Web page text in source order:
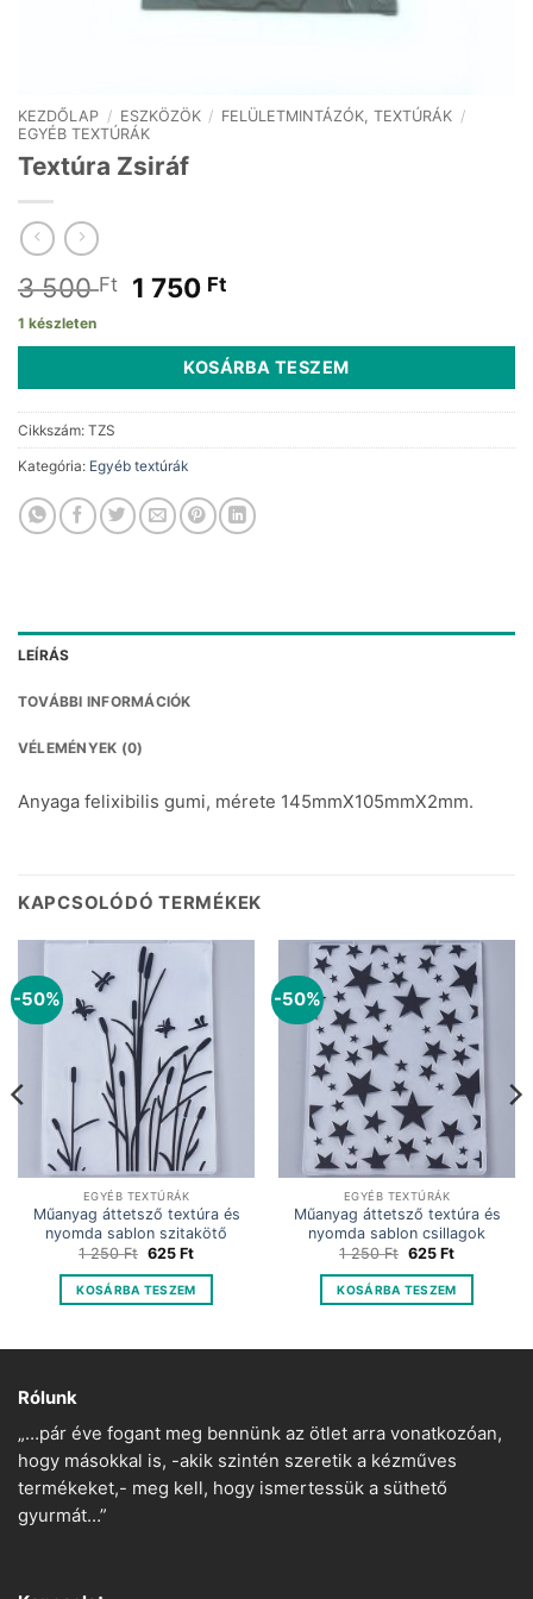
KEZDŐLAP / ESZKÖZÖK / FELÜLETMINTÁZÓK, TEXTÚRÁK /
EGYÉB TEXTÚRÁK
Textúra Zsiráf
3 500Ft
Original
was:
500 Ft.
1 750 FtCurrent
is:
1
750 Ft.
1 készleten
KOSÁRBA TESZEM
Cikkszám: TZS
Kategória: Egyéb textúrák
LEÍRÁS
TOVÁBBI INFORMÁCIÓK
VÉLEMÉNYEK (0)
Anyaga felixibilis gumi, mérete 145mmX105mmX2mm.
KAPCSOLÓDÓ TERMÉKEK
-50%
EGYÉB TEXTÚRÁK
Műanyag áttetsző textúra és
nyomda sablon szitakötő
1 250Ft Original
was:
1
250 Ft.
625 FtCurrent
is:
625 Ft.
KOSÁRBA TESZEM
-50%
EGYÉB TEXTÚRÁK
Műanyag áttetsző textúra és
nyomda sablon csillagok
1 250Ft Original
was:
1
250 Ft.
625 FtCurrent
is:
625 Ft.
KOSÁRBA TESZEM
Rólunk
„…pár éve fogant meg bennünk az ötlet arra vonatkozóan,
hogy másokkal is, -akik szintén szeretik a kézműves
termékeket,- meg kell, hogy ismertessük a süthető
gyurmát…”